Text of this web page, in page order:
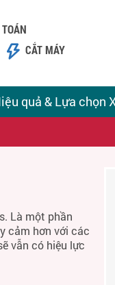
quả & Lựa chọn
CẮT MÁY
Là một phần
cảm hơn với các
vẫn có hiệu lực